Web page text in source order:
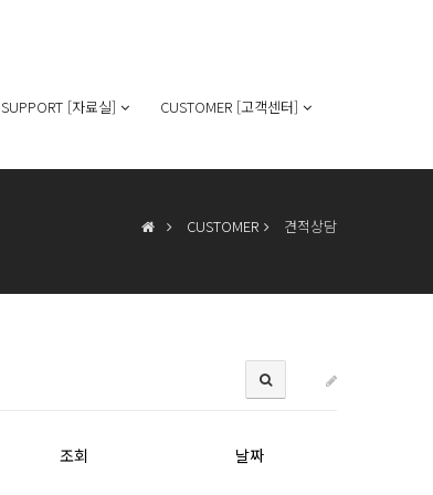
SUPPORT [자료실] CUSTOMER [고객센터]
CUSTOMER 견적상담
조회 날짜